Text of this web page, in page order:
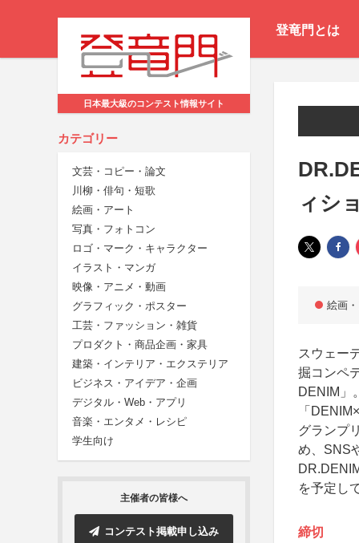
登竜門とは
日本最大級のコンテスト情報サイト
カテゴリー
文芸・コピー・論文
川柳・俳句・短歌
絵画・アート
写真・フォトコン
ロゴ・マーク・キャラクター
イラスト・マンガ
映像・アニメ・動画
グラフィック・ポスター
工芸・ファッション・雑貨
プロダクト・商品企画・家具
建築・インテリア・エクステリア
ビジネス・アイデア・企画
デジタル・Web・アプリ
音楽・エンタメ・レシピ
学生向け
主催者の皆様へ
コンテスト掲載申し込み
ィシ
絵画
スウェー
掘コンペ
DENIM」
「
グランプ
め、SNS
を予定し
締切